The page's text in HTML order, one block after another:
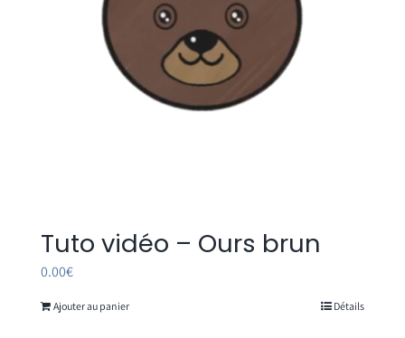
Tuto vidéo – Ours brun
0.00€
Ajouter au panier Détails